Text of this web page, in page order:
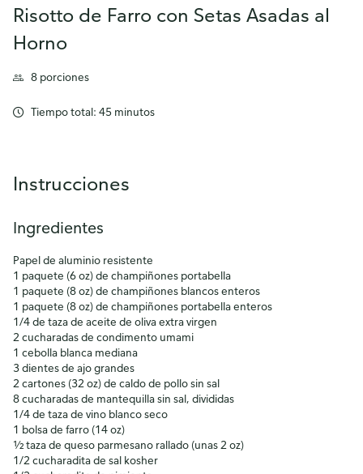
Risotto de Farro con Setas Asadas al
Horno
8 porciones
Tiempo total: 45 minutos
Instrucciones
Ingredientes
Papel de aluminio resistente
1 paquete (6 oz) de champiñones portabella
1 paquete (8 oz) de champiñones blancos enteros
1 paquete (8 oz) de champiñones portabella enteros
1/4 de taza de aceite de oliva extra virgen
2 cucharadas de condimento umami
1 cebolla blanca mediana
3 dientes de ajo grandes
2 cartones (32 oz) de caldo de pollo sin sal
8 cucharadas de mantequilla sin sal, divididas
1/4 de taza de vino blanco seco
1 bolsa de farro (14 oz)
½ taza de queso parmesano rallado (unas 2 oz)
1/2 cucharadita de sal kosher